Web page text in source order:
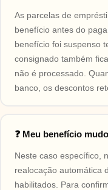
As parcelas de
benefício antes do
benefício foi suspenso
consignado também
não é processado.
banco, os descontos
❓ Meu benefício
Neste caso específico,
realocação automática
habilitados. Para